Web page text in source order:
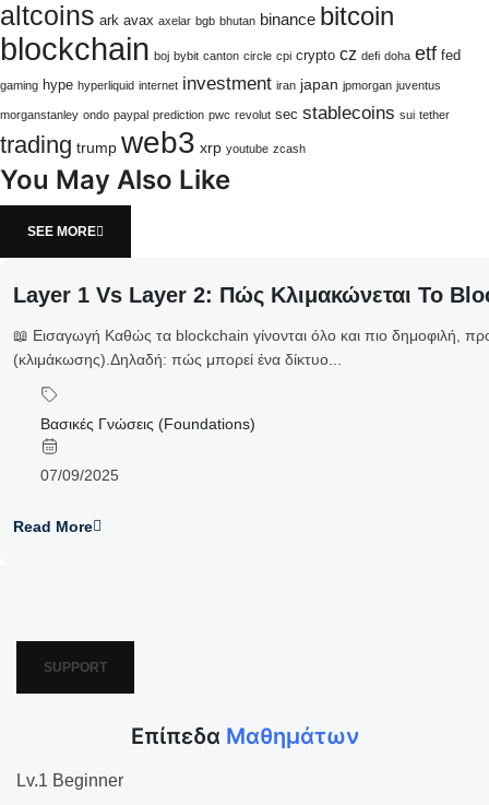
altcoins ark avax axelar bgb bhutan binance bitcoin
blockchain boj bybit canton circle cpi crypto cz defi doha etf fed
gaming hype hyperliquid internet investment iran japan jpmorgan juventus
morganstanley ondo paypal prediction pwc revolut sec stablecoins sui tether
trading trump web3 xrp youtube zcash
You May Also Like
SEE MORE
Layer 1 Vs Layer 2: Πώς Κλιμακώνεται Το
📖 Εισαγωγή Καθώς τα blockchain γίνονται όλο και πιο δημοφιλή,
(κλιμάκωσης).Δηλαδή: πώς μπορεί ένα δίκτυο...
Βασικές Γνώσεις (Foundations)
07/09/2025
Read More
SUPPORT
Επίπεδα Μαθημάτων
Lv.1 Beginner